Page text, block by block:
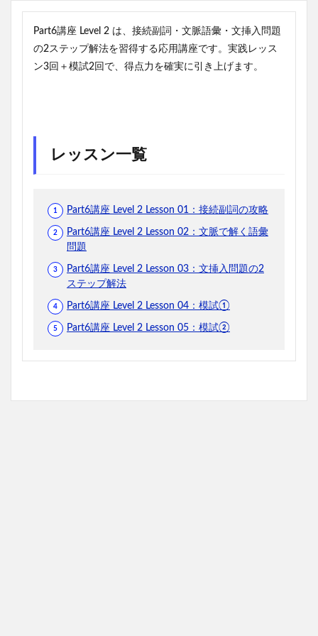
Part6講座 Level 2 は、接続副詞・文脈語彙・文挿入問題
の2ステップ解法を習得する応用講座です。実践レッス
ン3回＋模試2回で、得点力を確実に引き上げます。
レッスン一覧
Part6講座 Level 2 Lesson 01：接続副詞の攻略
Part6講座 Level 2 Lesson 02：文脈で解く語彙
問題
Part6講座 Level 2 Lesson 03：文挿入問題の2
ステップ解法
Part6講座 Level 2 Lesson 04：模試①
Part6講座 Level 2 Lesson 05：模試②